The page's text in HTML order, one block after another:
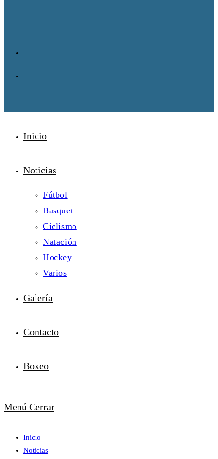
Inicio
Noticias
Fútbol
Basquet
Ciclismo
Natación
Hockey
Varios
Galería
Contacto
Boxeo
Menú Cerrar
Inicio
Noticias